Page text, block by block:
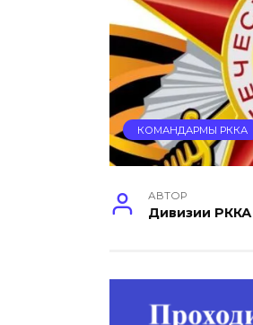
КОМАНДАРМЫ РККА
АВТОР
Дивизии РККА